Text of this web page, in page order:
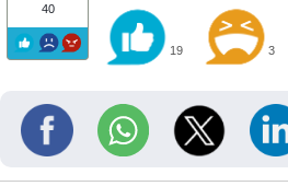
40
19 3